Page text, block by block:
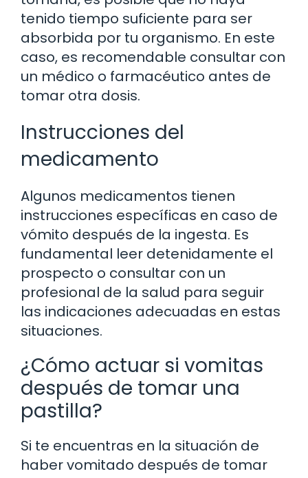
tenido tiempo suficiente para ser
absorbida por tu organismo. En este
caso, es recomendable consultar con
un médico o farmacéutico antes de
tomar otra dosis.
Instrucciones del
medicamento
Algunos medicamentos tienen
instrucciones específicas en caso de
vómito después de la ingesta. Es
fundamental leer detenidamente el
prospecto o consultar con un
profesional de la salud para seguir
las indicaciones adecuadas en estas
situaciones.
¿Cómo actuar si vomitas
después de tomar una
pastilla?
Si te encuentras en la situación de
haber vomitado después de tomar